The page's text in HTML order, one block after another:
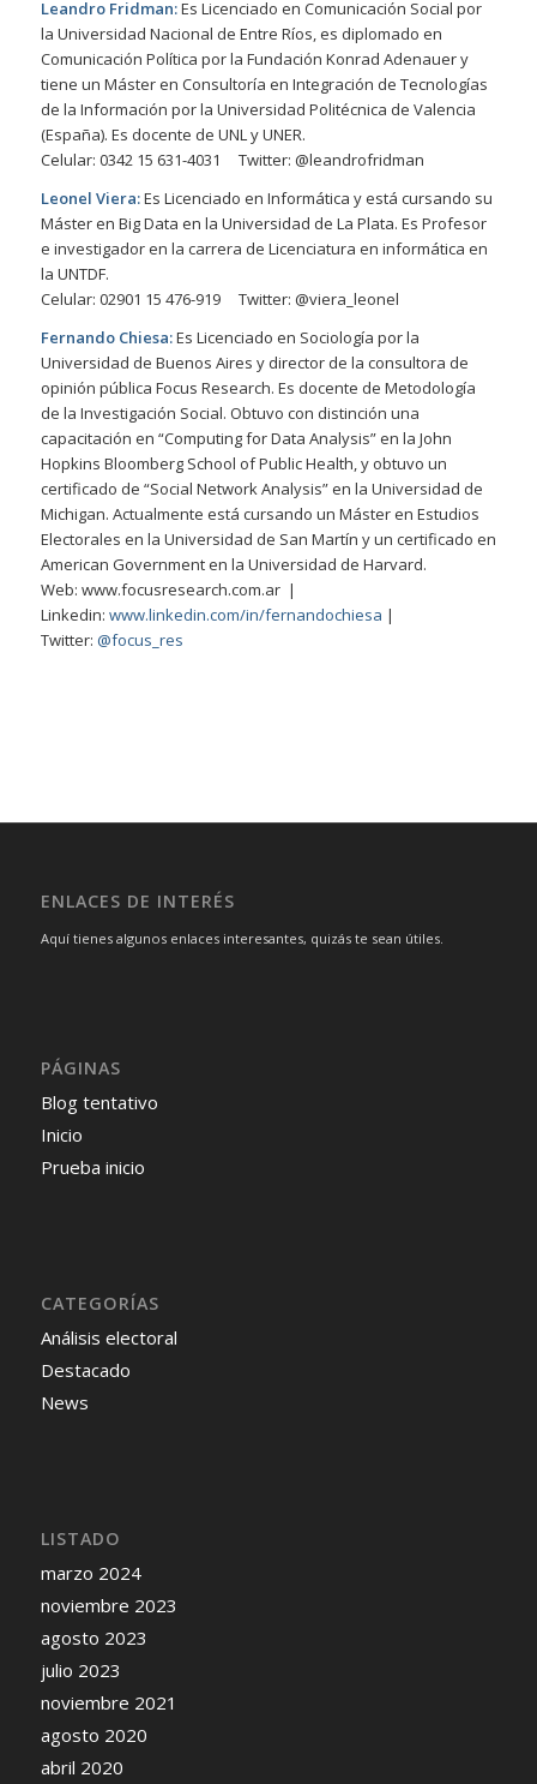
Leandro Fridman:Es Licenciado en Comunicación Social por
la Universidad Nacional de Entre Ríos, es diplomado en
Comunicación Política por la Fundación Konrad Adenauer y
tiene un Máster en Consultoría en Integración de Tecnologías
de la Información por la Universidad Politécnica de Valencia
(España). Es docente de UNL y UNER.
Celular: 0342 15 631-4031 Twitter: @leandrofridman
Leonel Viera:Es Licenciado en Informática y está cursando su
Máster en Big Data en la Universidad de La Plata. Es Profesor
e investigador en la carrera de Licenciatura en informática en
la UNTDF.
Celular: 02901 15 476-919 Twitter: @viera_leonel
Fernando Chiesa:Es Licenciado en Sociología por la
Universidad de Buenos Aires y director de la consultora de
opinión pública Focus Research. Es docente de Metodología
de la Investigación Social. Obtuvo con distinción una
capacitación en “Computing for Data Analysis” en la John
Hopkins Bloomberg School of Public Health, y obtuvo un
certificado de “Social Network Analysis” en la Universidad de
Michigan. Actualmente está cursando un Máster en Estudios
Electorales en la Universidad de San Martín y un certificado en
American Government en la Universidad de Harvard.
Web: www.focusresearch.com.ar |
Linkedin: www.linkedin.com/in/fernandochiesa |
Twitter: @focus_res
ENLACES DE INTERÉS
Aquí tienes algunos enlaces interesantes, quizás te sean útiles.
PÁGINAS
Blog tentativo
Inicio
Prueba inicio
CATEGORÍAS
Análisis electoral
Destacado
News
LISTADO
marzo 2024
noviembre 2023
agosto 2023
julio 2023
noviembre 2021
agosto 2020
abril 2020